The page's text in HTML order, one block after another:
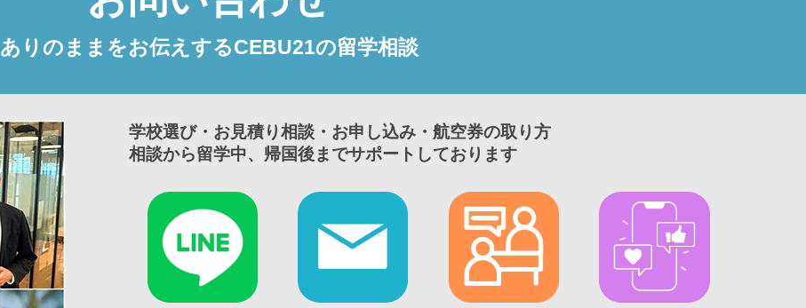
ありのままをお伝えするCEBU21の留学相談
学校選び・お見積り相談・お申し込み・航空券の取り方
相談から留学中、帰国後までサポートしております